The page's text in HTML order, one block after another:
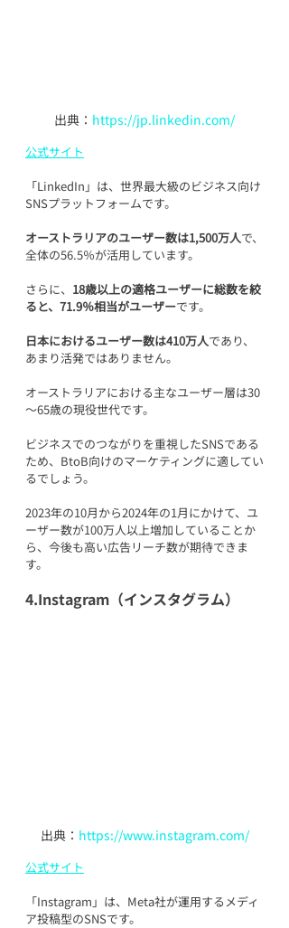
出典： https://jp.linkedin.com/
公式サイト
「LinkedIn」は、世界最大級のビジネス向け
SNSプラットフォームです。
オーストラリアのユーザー数は1,500万人で、
全体の56.5％が活用しています。
さらに、 18歳以上の適格ユーザーに総数を絞
ると、71.9％相当がユーザーです。
日本におけるユーザー数は410万人であり、
あまり活発ではありません。
オーストラリアにおける主なユーザー層は30
～65歳の現役世代です。
ビジネスでのつながりを重視したSNSである
ため、BtoB向けのマーケティングに適してい
るでしょう。
2023年の10月から2024年の1月にかけて、ユ
ーザー数が100万人以上増加していることか
ら、今後も高い広告リーチ数が期待できま
す。
4.Instagram（インスタグラム）
出典： https://www.instagram.com/
公式サイト
「Instagram」は、Meta社が運用するメディ
ア投稿型のSNSです。